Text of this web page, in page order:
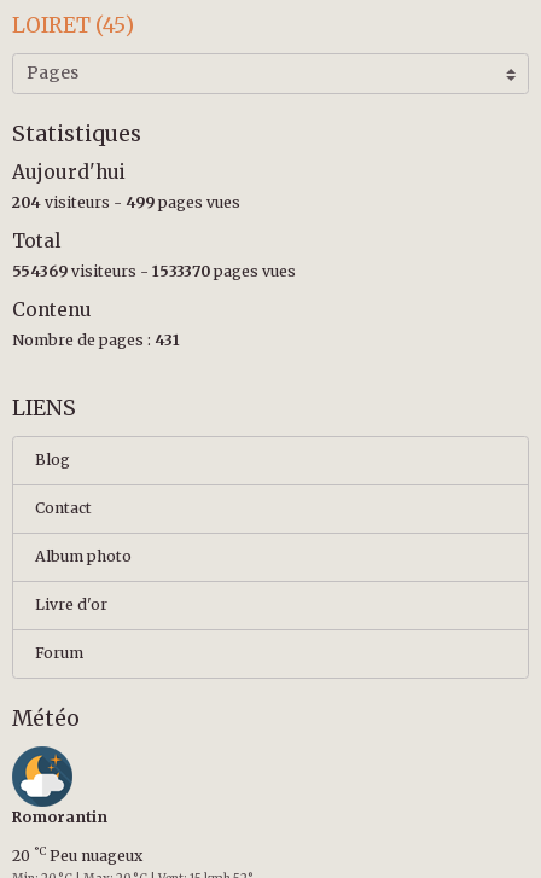
LOIRET (45)
Statistiques
Aujourd'hui
204 visiteurs - 499 pages vues
Total
554369 visiteurs - 1533370 pages vues
Contenu
Nombre de pages : 431
LIENS
Blog
Contact
Album photo
Livre d'or
Forum
Météo
Romorantin
20 °C Peu nuageux